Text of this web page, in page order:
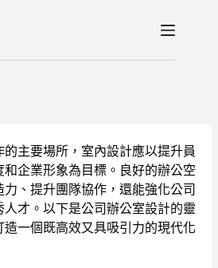
主要場所，室內設計應以提升員
企業形象為目標。良好的辦公空
、提升團隊協作，還能強化公司
才。以下是公司辦公室設計的靈
造一個既高效又具吸引力的現代化